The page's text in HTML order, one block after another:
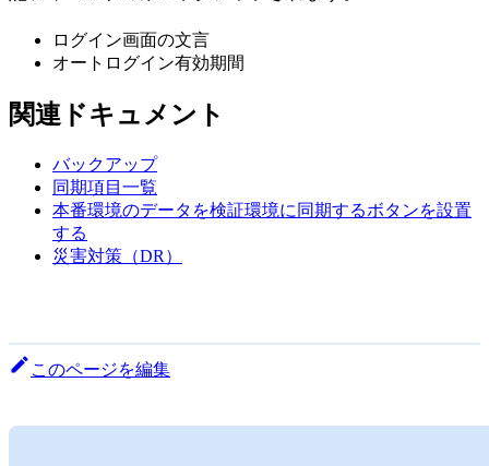
ログイン画面の文言
オートログイン有効期間
関連ドキュメント
バックアップ
同期項目一覧
本番環境のデータを検証環境に同期するボタンを設置
する
災害対策（DR）
このページを編集